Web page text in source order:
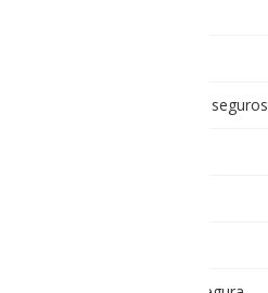
Accesorios Intrínsicamente seguros